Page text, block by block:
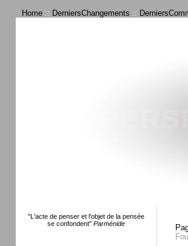
Home :: DerniersChangements ::
"L'acte de penser et l'objet de la pensée
se confondent" Parménide